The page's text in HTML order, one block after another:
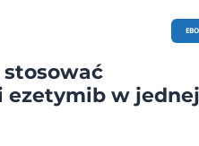
ezetymib w jednej